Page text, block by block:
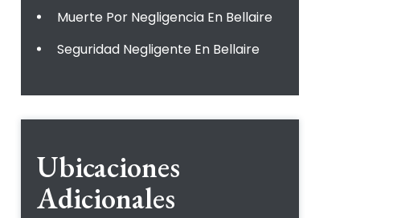
Muerte Por Negligencia En Bellaire
Seguridad Negligente En Bellaire
Ubicaciones
Adicionales